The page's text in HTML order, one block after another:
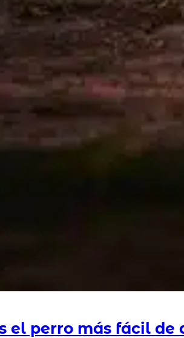
el perro más fácil de